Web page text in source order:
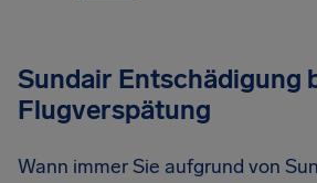
Sundair Entschädigung
Flugverspätung
Wann immer Sie aufgrund von